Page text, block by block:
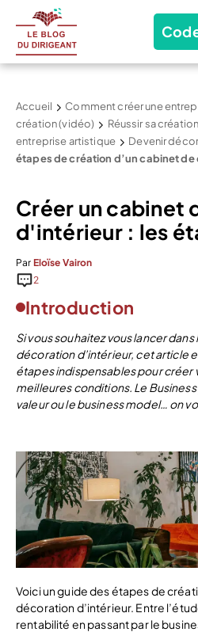
Accueil Comment créer une
création (vidéo)
Réussir sa
entreprise artistique
Devenir
étapes de création d’un cabinet
Créer un cabinet
d'intérieur : les
Par Eloïse Vairon
2
Introduction
Si vous souhaitez vous lancer
décoration d’intérieur, cet article
étapes indispensables pour créer
meilleures conditions. Le
valeur ou le business model… on
Voici un guide des étapes de
décoration d’intérieur. Entre
rentabilité en passant par le